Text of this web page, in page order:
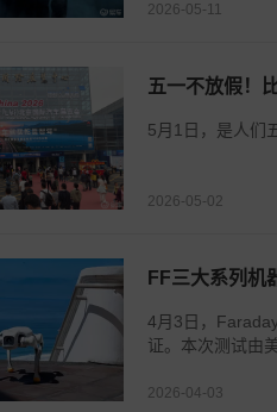
2026-05-11
五一不放假！
5月1日，是人们
2026-05-02
FF三大系列机
4月3日，
证。本次测试由
2026-04-03